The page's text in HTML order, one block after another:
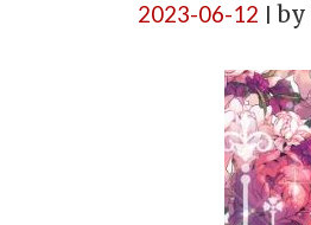
2023-06-12 by